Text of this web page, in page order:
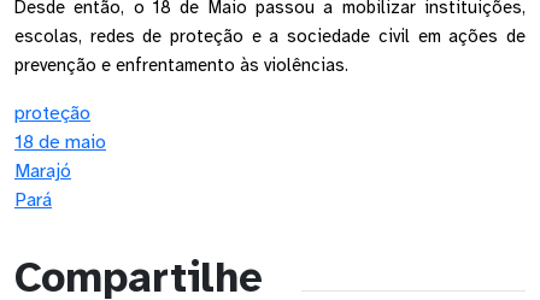
Desde então, o 18 de Maio passou a mobilizar instituições,
escolas, redes de proteção e a sociedade civil em ações de
prevenção e enfrentamento às violências.
proteção
18 de maio
Marajó
Pará
Compartilhe